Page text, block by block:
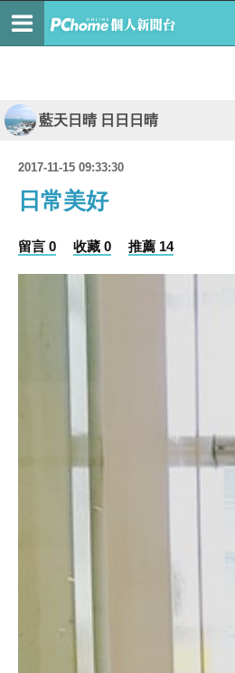
藍天日晴 日日日晴
2017-11-15 09:33:30
日常美好
留言 0 收藏 0 推薦 14